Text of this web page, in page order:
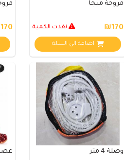
مروحة ميجا
₪170 نفذت الكمية
اضافة الي السلة
وصلة 4 متر